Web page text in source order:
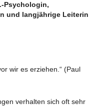
Psychologin,
und langjährige Leiterin
wir es erziehen.“ (Paul
verhalten sich oft sehr